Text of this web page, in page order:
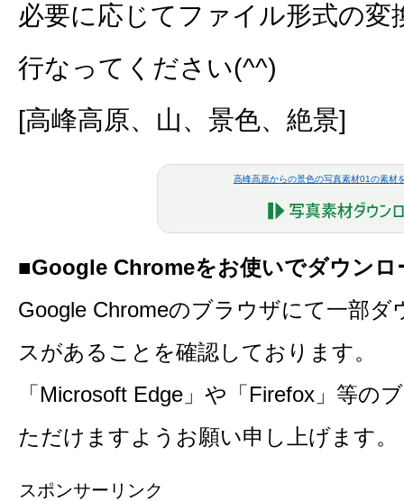
必要に応じてファイル形式の変
行なってください(^^)
[高峰高原、山、景色、絶景]
高峰高原からの景色の写真素材01の素材
■Google Chromeをお使いでダウンロ
Google Chromeのブラウザにて一部
スがあることを確認しております。
「Microsoft Edge」や「Firefox」等の
ただけますようお願い申し上げます。
スポンサーリンク